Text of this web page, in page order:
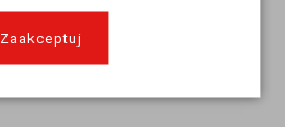
Zaakceptuj